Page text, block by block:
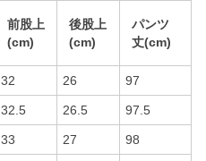
前股上
(cm)
後股上
(cm)
パンツ
丈(cm)
32 26 97
32.5 26.5 97.5
33 27 98